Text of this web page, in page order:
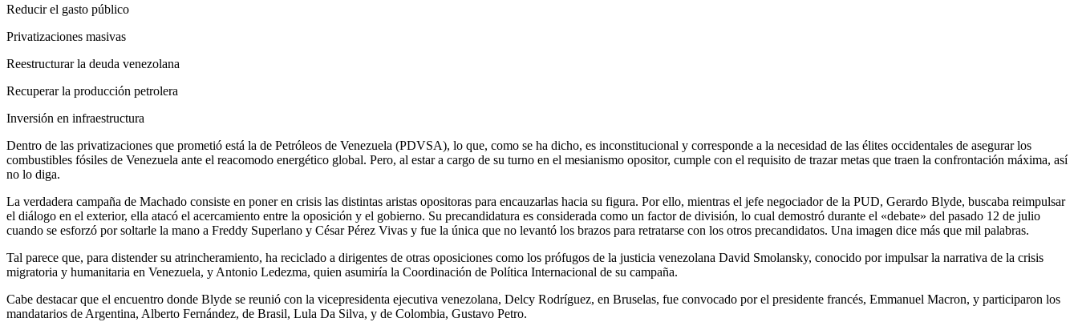
Reducir el gasto público
Privatizaciones masivas
Reestructurar la deuda venezolana
Recuperar la producción petrolera
Inversión en infraestructura
Dentro de las privatizaciones que prometió está la de Petróleos de Venezuela (PDVSA), lo que, como se ha dicho, es inconstitucional y corresponde a la necesidad de las élites occidentales de asegurar los
combustibles fósiles de Venezuela ante el reacomodo energético global. Pero, al estar a cargo de su turno en el mesianismo opositor, cumple con el requisito de trazar metas que traen la confrontación máxima, así
no lo diga.
La verdadera campaña de Machado consiste en poner en crisis las distintas aristas opositoras para encauzarlas hacia su figura. Por ello, mientras el jefe negociador de la PUD, Gerardo Blyde, buscaba reimpulsar
el diálogo en el exterior, ella atacó el acercamiento entre la oposición y el gobierno. Su precandidatura es considerada como un factor de división, lo cual demostró durante el «debate» del pasado 12 de julio
cuando se esforzó por soltarle la mano a Freddy Superlano y César Pérez Vivas y fue la única que no levantó los brazos para retratarse con los otros precandidatos. Una imagen dice más que mil palabras.
Tal parece que, para distender su atrincheramiento, ha reciclado a dirigentes de otras oposiciones como los prófugos de la justicia venezolana David Smolansky, conocido por impulsar la narrativa de la crisis
migratoria y humanitaria en Venezuela, y Antonio Ledezma, quien asumiría la Coordinación de Política Internacional de su campaña.
Cabe destacar que el encuentro donde Blyde se reunió con la vicepresidenta ejecutiva venezolana, Delcy Rodríguez, en Bruselas, fue convocado por el presidente francés, Emmanuel Macron, y participaron los
mandatarios de Argentina, Alberto Fernández, de Brasil, Lula Da Silva, y de Colombia, Gustavo Petro.